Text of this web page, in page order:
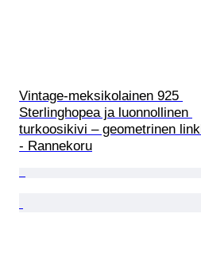
Vintage-meksikolainen 925
Sterlinghopea ja luonnollinen
turkoosikivi – geometrinen
- Rannekoru